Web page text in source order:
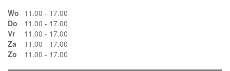
Wo 11.00 - 17.00
Do
11.00 - 17.00
Vr
11.00 - 17.00
Za
11.00 - 17.00
Zo
11.00 - 17.00